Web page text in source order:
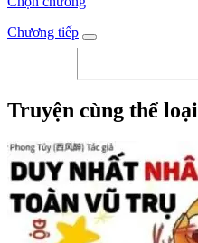
Chương tiếp
Truyện cùng thể loại